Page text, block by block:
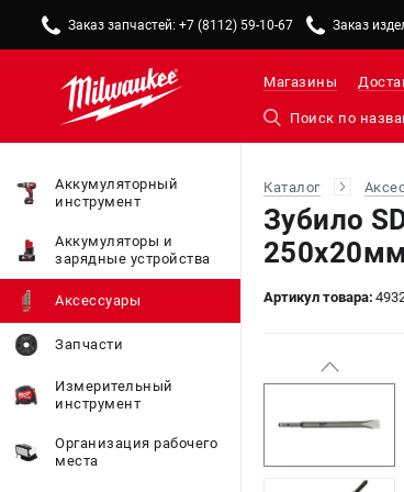
Заказ запчастей: +7 (8112) 59-10-67 Заказ
Магазины
Аккумуляторный
инструмент
Аккумуляторы и
зарядные устройства
Аксессуары
Запчасти
Измерительный
инструмент
Организация рабочего
места
Каталог
Зубило
Артикул товара: